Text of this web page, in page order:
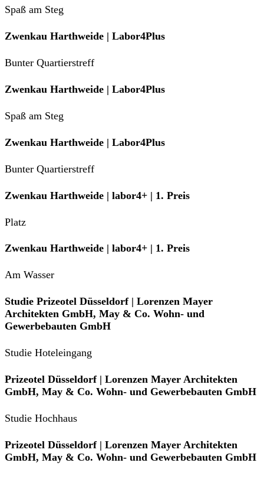
Spaß am Steg
Zwenkau Harthweide | Labor4Plus
Bunter Quartierstreff
Zwenkau Harthweide | Labor4Plus
Spaß am Steg
Zwenkau Harthweide | Labor4Plus
Bunter Quartierstreff
Zwenkau Harthweide | labor4+ | 1. Preis
Platz
Zwenkau Harthweide | labor4+ | 1. Preis
Am Wasser
Studie Prizeotel Düsseldorf | Lorenzen Mayer
Architekten GmbH, May & Co. Wohn- und
Gewerbebauten GmbH
Studie Hoteleingang
Prizeotel Düsseldorf | Lorenzen Mayer Architekten
GmbH, May & Co. Wohn- und Gewerbebauten GmbH
Studie Hochhaus
Prizeotel Düsseldorf | Lorenzen Mayer Architekten
GmbH, May & Co. Wohn- und Gewerbebauten GmbH